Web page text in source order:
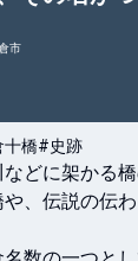
市
十橋#史跡
どに架かる
、伝説の伝